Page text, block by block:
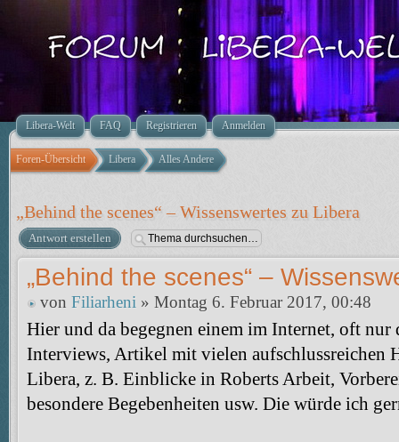
Libera-Welt FAQ Registrieren Anmelden
Foren-Übersicht Libera Alles Andere
„Behind the scenes“ – Wissenswertes zu Libera
Antwort erstellen
„Behind the scenes“ –
von Filiarheni » Montag 6. Februar 2017, 00:48
Hier und da begegnen einem im Internet, oft
Interviews, Artikel mit vielen aufschlussreichen
Libera, z. B. Einblicke in Roberts Arbeit,
besondere Begebenheiten usw. Die würde ich